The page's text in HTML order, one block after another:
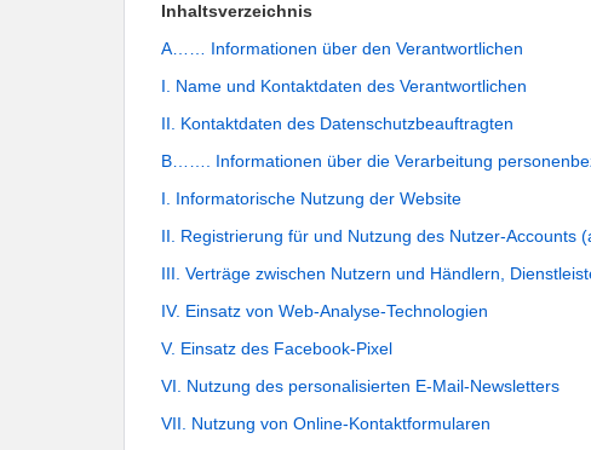
Inhaltsverzeichnis
A…… Informationen über den Verantwortlichen
I. Name und Kontaktdaten des Verantwortlichen
II. Kontaktdaten des Datenschutzbeauftragten
B……. Informationen über die Verarbeitung
I. Informatorische Nutzung der Website
II. Registrierung für und Nutzung des Nutzer-Accounts
III. Verträge zwischen Nutzern und Händlern,
IV. Einsatz von Web-Analyse-Technologien
V. Einsatz des Facebook-Pixel
VI. Nutzung des personalisierten E-Mail-Newsletters
VII. Nutzung von Online-Kontaktformularen